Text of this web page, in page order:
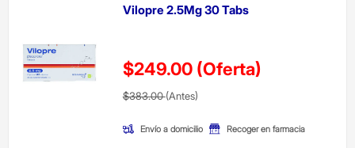
Vilopre 2.5Mg 30 Tabs
$249.00 (Oferta)
Precio reducido de
$383.00(Antes)(Oferta)
Envío a domicilio Recoger en farmacia